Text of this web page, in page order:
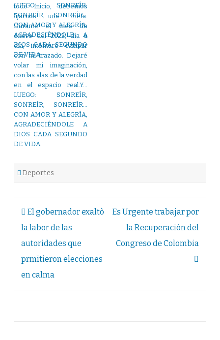
todo inicio, debemos
fijarnos una meta.
Durante el mes de
enero del 2022, día a
día, intentaré cumplir
con mi trazado. Dejaré
volar mi imaginación,
con las alas de la verdad
en el espacio real.Y…
LUEGO: SONREÍR,
SONREÍR, SONREÍR…
CON AMOR Y ALEGRÍA,
AGRADECIÉNDOLE A
DIOS CADA SEGUNDO
DE VIDA.
Deportes
Navegación
de
entradas
El gobernador exaltò
la labor de las
autoridades que
prmitieron elecciones
en calma
Es Urgente trabajar por
la Recuperaciòn del
Congreso de Colombia